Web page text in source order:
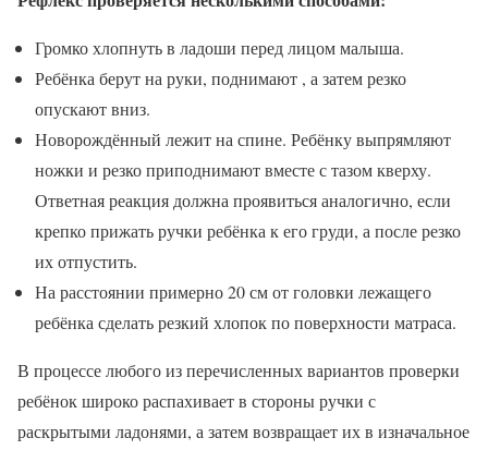
Громко хлопнуть в ладоши перед лицом малыша.
Ребёнка берут на руки, поднимают , а затем резко
опускают вниз.
Новорождённый лежит на спине. Ребёнку выпрямляют
ножки и резко приподнимают вместе с тазом кверху.
Ответная реакция должна проявиться аналогично, если
крепко прижать ручки ребёнка к его груди, а после резко
их отпустить.
На расстоянии примерно 20 см от головки лежащего
ребёнка сделать резкий хлопок по поверхности матраса.
В процессе любого из перечисленных вариантов проверки
ребёнок широко распахивает в стороны ручки с
раскрытыми ладонями, а затем возвращает их в изначальное